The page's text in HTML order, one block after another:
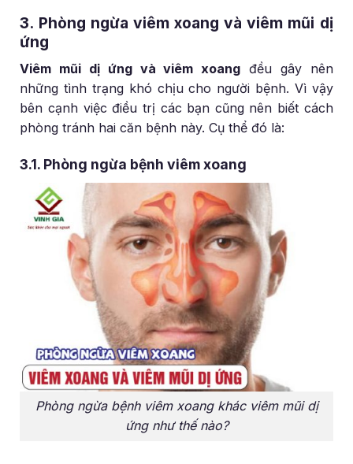
3. Phòng ngừa viêm xoang và viêm mũi dị
ứng
Viêm mũi dị ứng và viêm xoang đều gây nên
những tình trạng khó chịu cho người bệnh. Vì vậy
bên cạnh việc điều trị các bạn cũng nên biết cách
phòng tránh hai căn bệnh này. Cụ thể đó là:
3.1. Phòng ngừa bệnh viêm xoang
Phòng ngừa bệnh viêm xoang khác viêm mũi dị
ứng như thế nào?